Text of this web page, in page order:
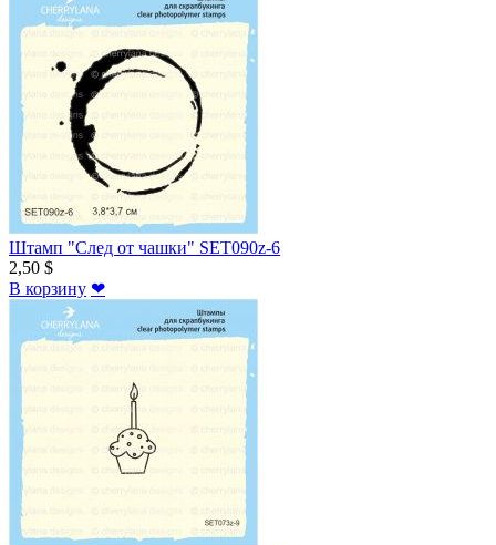
Штамп "След от чашки" SET090z-6
2,50 $
В корзину ❤